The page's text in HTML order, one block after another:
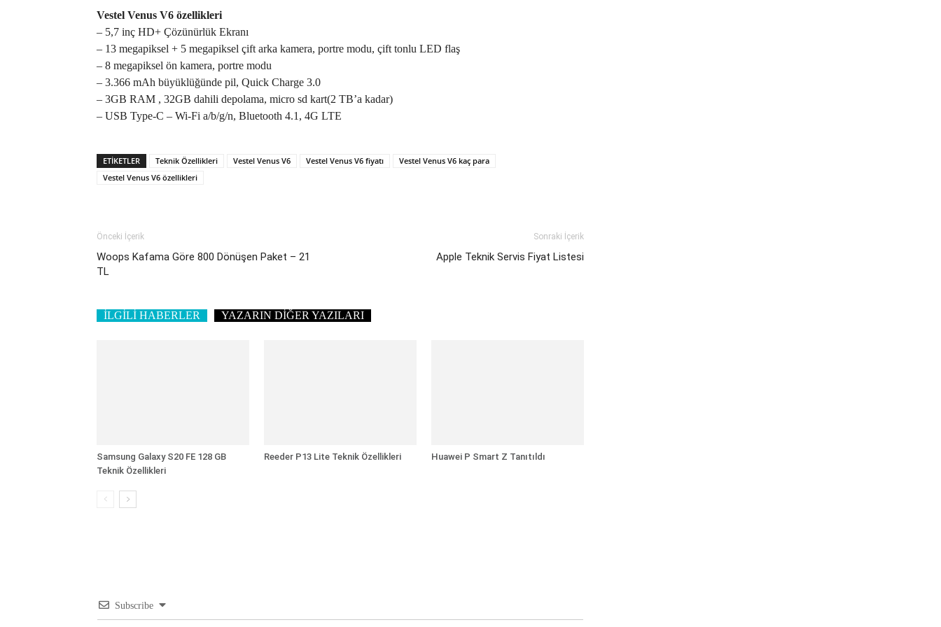
Vestel Venus V6 özellikleri
– 5,7 inç HD+ Çözünürlük Ekranı
– 13 megapiksel + 5 megapiksel çift arka kamera, portre modu, çift tonlu LED flaş
– 8 megapiksel ön kamera, portre modu
– 3.366 mAh büyüklüğünde pil, Quick Charge 3.0
– 3GB RAM , 32GB dahili depolama, micro sd kart(2 TB’a kadar)
– USB Type-C – Wi-Fi a/b/g/n, Bluetooth 4.1, 4G LTE
ETIKETLER Teknik Özellikleri Vestel Venus V6 Vestel Venus V6 fiyatı
Vestel Venus V6 kaç para
Vestel Venus V6 özellikleri
Önceki İçerik
Woops Kafama Göre 800 Dönüşen Paket – 21
TL
Sonraki İçerik
Apple Teknik Servis Fiyat Listesi
İLGİLİ HABERLER YAZARIN DİĞER YAZILARI
Samsung Galaxy S20 FE 128 GB
Teknik Özellikleri
Reeder P13 Lite Teknik Özellikleri Huawei P Smart Z Tanıtıldı
Subscribe